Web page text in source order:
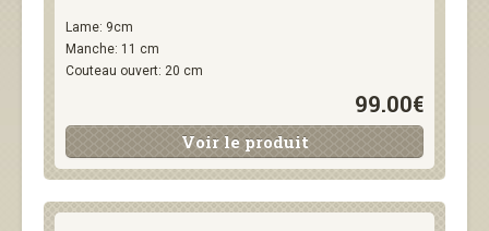
Lame: 9cm
Manche: 11 cm
Couteau ouvert: 20 cm
99.00€
Voir le produit